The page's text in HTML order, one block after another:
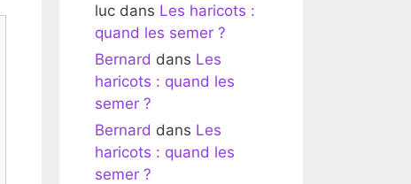
luc dans Les haricots :
quand les semer ?
Bernard dans Les
haricots : quand les
semer ?
Bernard dans Les
haricots : quand les
semer ?